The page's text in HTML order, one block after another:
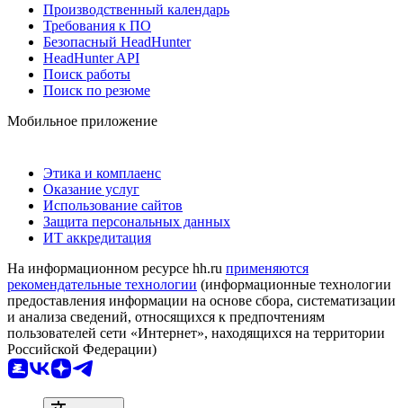
Производственный календарь
Требования к ПО
Безопасный HeadHunter
HeadHunter API
Поиск работы
Поиск по резюме
Мобильное приложение
Этика и комплаенс
Оказание услуг
Использование сайтов
Защита персональных данных
ИТ аккредитация
На информационном ресурсе hh.ru применяются
рекомендательные технологии (информационные технологии
предоставления информации на основе сбора, систематизации
и анализа сведений, относящихся к предпочтениям
пользователей сети «Интернет», находящихся на территории
Российской Федерации)